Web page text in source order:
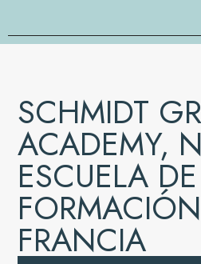
SCHMIDT
ACADEMY,
ESCUELA DE
FRANCIA